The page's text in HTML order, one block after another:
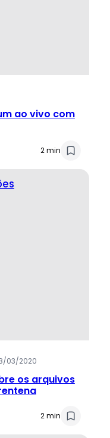
ao vivo com
2 min
03/2020
os arquivos
2 min